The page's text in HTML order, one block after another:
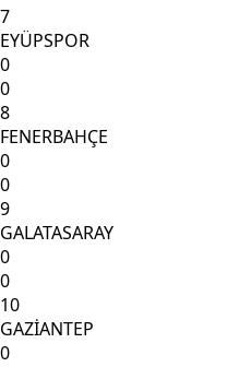
7
EYÜPSPOR
0
0
8
FENERBAHÇE
0
0
9
GALATASARAY
0
0
10
GAZİANTEP
0